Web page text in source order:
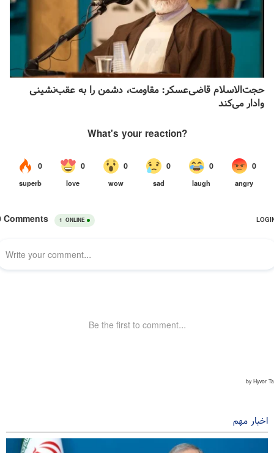
حجت‌الاسلام قاضی‌عسکر: مقاومت، دشمن را به عقب‌نشینی
وادار می‌کند
اخبار مهم